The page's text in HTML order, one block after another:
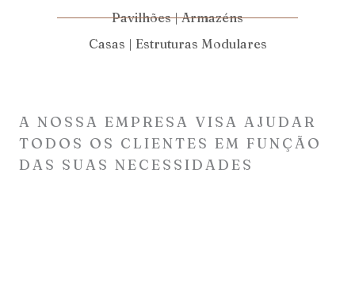
Pavilhões | Armazéns
Casas | Estruturas Modulares
A NOSSA EMPRESA VISA AJUDAR
TODOS OS CLIENTES EM FUNÇÃO
DAS SUAS NECESSIDADES